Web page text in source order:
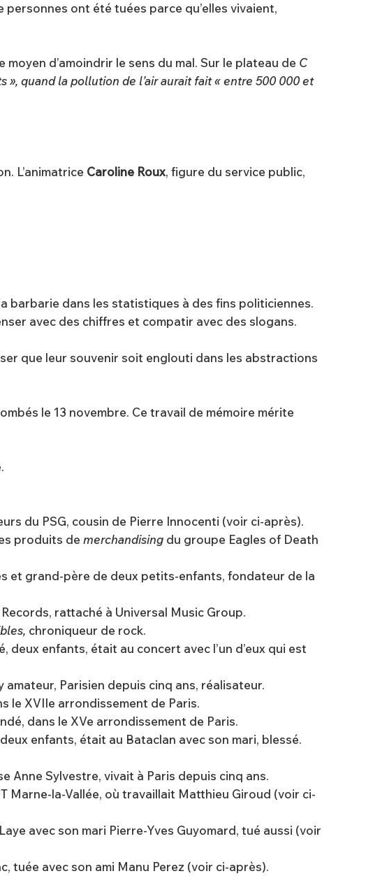
ont été tuées parce qu’elles vivaient,
d’amoindrir le sens du mal. Sur le plateau de C
», quand la pollution de l’air aurait fait « entre 500 000 et
L’animatrice Caroline Roux, figure du service public,
barbarie dans les statistiques à des fins politiciennes.
avec des chiffres et compatir avec des slogans.
que leur souvenir soit englouti dans les abstractions
le 13 novembre. Ce travail de mémoire mérite
du PSG, cousin de Pierre Innocenti (voir ci-après).
produits de merchandisingdu groupe Eagles of Death
et grand-père de deux petits-enfants, fondateur de la
rattaché à Universal Music Group.
chroniqueur de rock.
deux enfants, était au concert avec l’un d’eux qui est
Parisien depuis cinq ans, réalisateur.
le XVIIe arrondissement de Paris.
dans le XVe arrondissement de Paris.
enfants, était au Bataclan avec son mari, blessé.
Anne Sylvestre, vivait à Paris depuis cinq ans.
Marne-la-Vallée, où travaillait Matthieu Giroud (voir ci-
avec son mari Pierre-Yves Guyomard, tué aussi (voir
tuée avec son ami Manu Perez (voir ci-après).